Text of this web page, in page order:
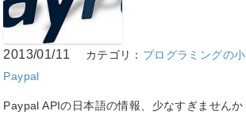
2013/01/11 カテゴリ： プログラミングの
Paypal
Paypal APIの日本語の情報、少なすぎません